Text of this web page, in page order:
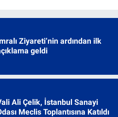
Ziyareti’nin ardından ilk
geldi
Ali Çelik, İstanbul Sanayi
Meclis Toplantısına Katıldı